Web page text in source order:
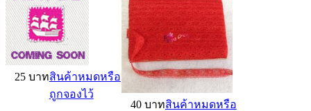
25 บาทสินค้าหมดหรือ
ถูกจองไว้
40 บาทสินค้าหมดหรือ